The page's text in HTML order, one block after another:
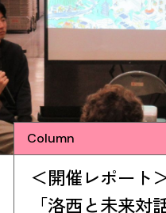
Column
＜開催レポート
「洛西と未来